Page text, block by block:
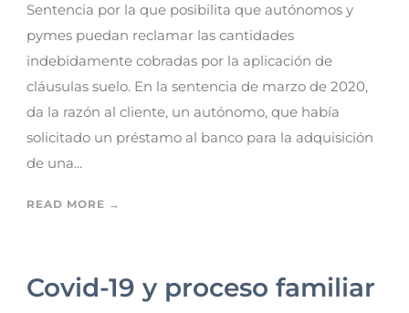
Sentencia por la que posibilita que autónomos y
pymes puedan reclamar las cantidades
indebidamente cobradas por la aplicación de
cláusulas suelo. En la sentencia de marzo de 2020,
da la razón al cliente, un autónomo, que había
solicitado un préstamo al banco para la adquisición
de una...
READ MORE →
Covid-19 y proceso familiar